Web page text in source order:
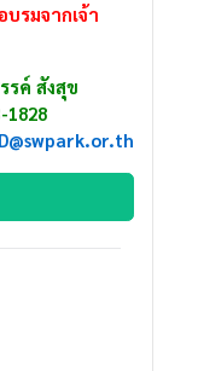
รมจากเจ้า
รค์ สังสุข
1828
@swpark.or.th